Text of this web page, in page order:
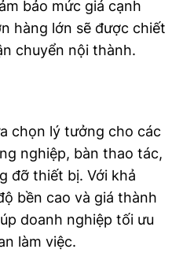
bảo mức giá cạnh
hàng lớn sẽ được chiết
chuyển nội thành.
chọn lý tưởng cho các
nghiệp, bàn thao tác,
đỡ thiết bị. Với khả
bền cao và giá thành
doanh nghiệp tối ưu
làm việc.